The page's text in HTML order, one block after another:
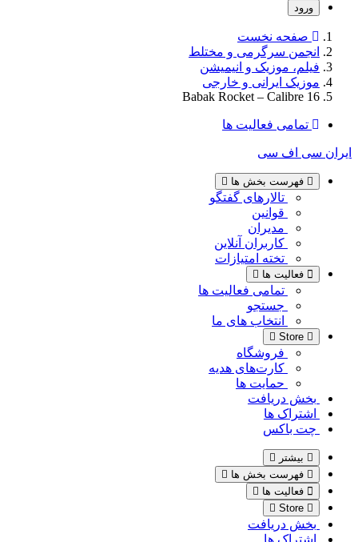
ورود
صفحه نخست
انجمن سرگرمی و مختلط
فیلم، موزیک و انیمیشن
موزیک ایرانی و خارجی
Babak Rocket – Calibre 16
تمامی فعالیت ها
ایران سی اف سی
فهرست بخش ها
تالارهای گفتگو
قوانین
مدیران
کاربران آنلاین
تخته امتیازات
فعالیت ها
تمامی فعالیت ها
جستجو
انتخاب های ما
Store
فروشگاه
کارت‌های هدیه
حمایت ها
بخش دریافت
اشتراک ها
چت باکس
بیشتر
فهرست بخش ها
فعالیت ها
Store
بخش دریافت
اشتراک ها